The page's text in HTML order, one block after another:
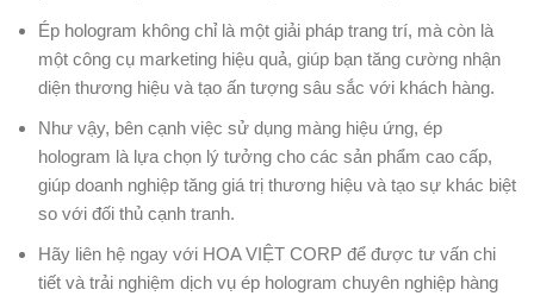
Ép hologram không chỉ là một giải pháp trang trí, mà còn là
một công cụ marketing hiệu quả, giúp bạn tăng cường nhận
diện thương hiệu và tạo ấn tượng sâu sắc với khách hàng.
Như vậy, bên cạnh việc sử dụng màng hiệu ứng, ép
hologram là lựa chọn lý tưởng cho các sản phẩm cao cấp,
giúp doanh nghiệp tăng giá trị thương hiệu và tạo sự khác biệt
so với đối thủ cạnh tranh.
Hãy liên hệ ngay với HOA VIỆT CORP để được tư vấn chi
tiết và trải nghiệm dịch vụ ép hologram chuyên nghiệp hàng